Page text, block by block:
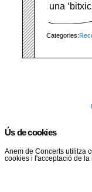
una
Categories:
Ús de cookies
Anem de Concerts utilitza
cookies i l'acceptació de la